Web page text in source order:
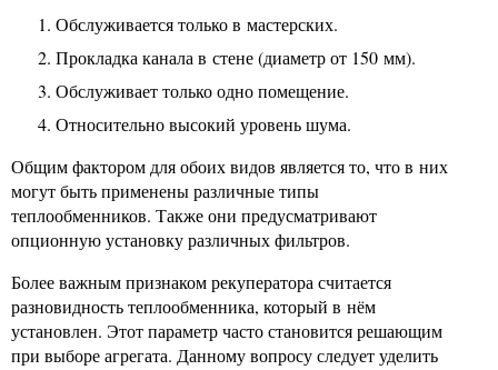
Обслуживается только в мастерских.
Прокладка канала в стене (диаметр от 150 мм).
Обслуживает только одно помещение.
Относительно высокий уровень шума.
Общим фактором для обоих видов является то, что в них
могут быть применены различные типы
теплообменников. Также они предусматривают
опционную установку различных фильтров.
Более важным признаком рекуператора считается
разновидность теплообменника, который в нём
установлен. Этот параметр часто становится решающим
при выборе агрегата. Данному вопросу следует уделить